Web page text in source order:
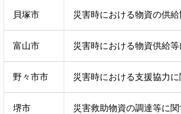
貝塚市 災害時における物資の供
富山市 災害時における物資供給
野々市市 災害時における支援協力
堺市 災害救助物資の調達等に